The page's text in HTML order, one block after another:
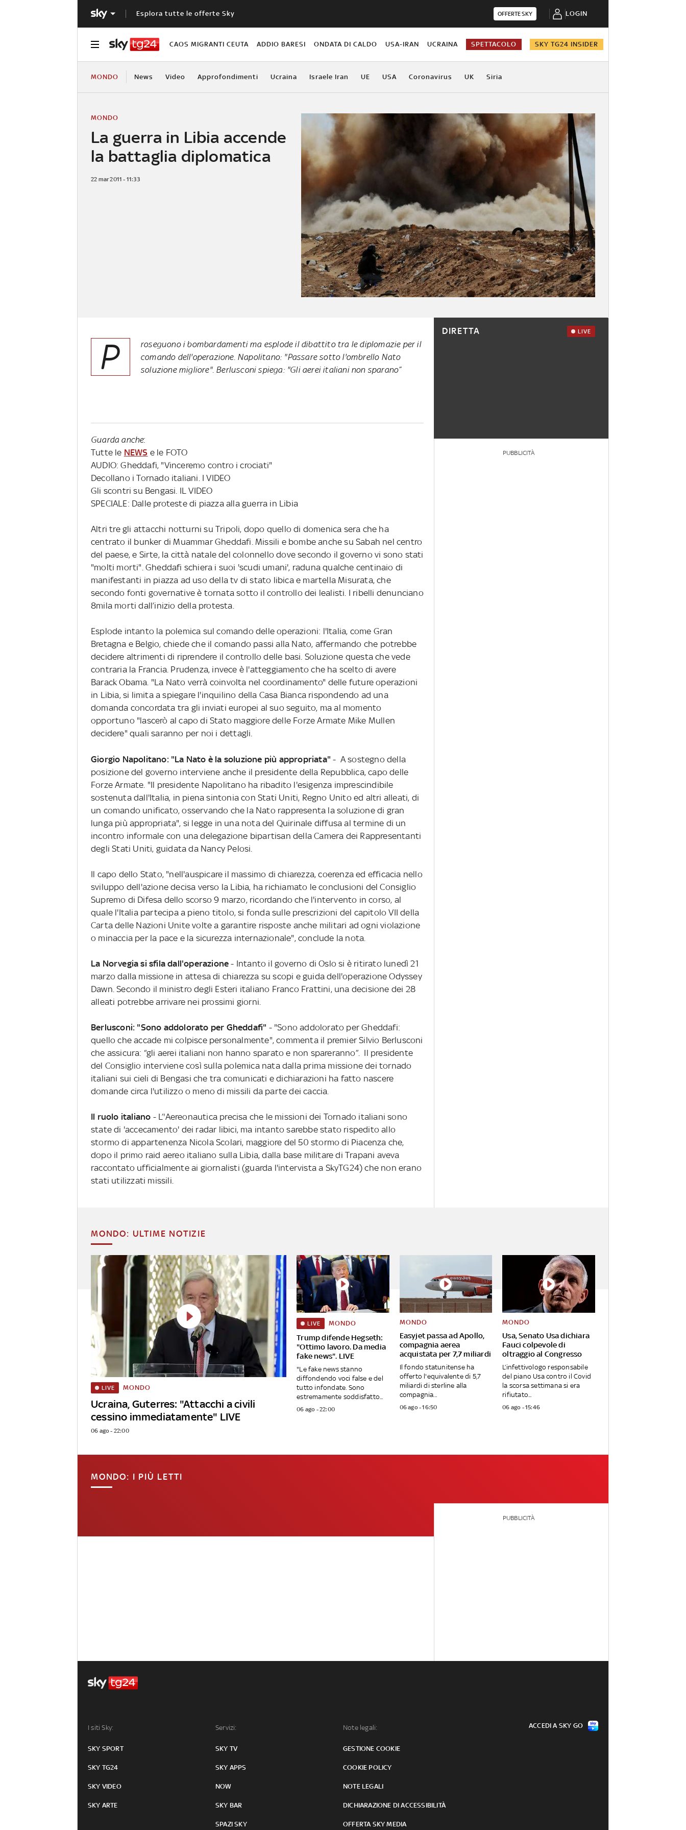
Esplora tutte le offerte Sky OFFERTE SKY LOGIN
CAOS MIGRANTI CEUTA ADDIO BARESI ONDATA DI CALDO USA-IRAN UCRAINA SPETTACOLO SKY TG24 INSIDER
MONDO News Video Approfondimenti Ucraina Israele Iran UE USA Coronavirus UK Siria
La guerra in Libia accende
la battaglia diplomatica
MONDO
22 mar 2011 - 11:33
P
roseguono i bombardamenti ma esplode il dibattito tra le diplomazie per il
comando dell'operazione. Napolitano: "Passare sotto l'ombrello Nato
soluzione migliore". Berlusconi spiega: "Gli aerei italiani non sparano”
Guarda anche:
Tutte le NEWS e le FOTO
AUDIO: Gheddafi, "Vinceremo contro i crociati"
Decollano i Tornado italiani. I VIDEO
Gli scontri su Bengasi. IL VIDEO
SPECIALE: Dalle proteste di piazza alla guerra in Libia
Altri tre gli attacchi notturni su Tripoli, dopo quello di domenica sera che ha
centrato il bunker di Muammar Gheddafi. Missili e bombe anche su Sabah nel centro
del paese, e Sirte, la città natale del colonnello dove secondo il governo vi sono stati
"molti morti". Gheddafi schiera i suoi 'scudi umani', raduna qualche centinaio di
manifestanti in piazza ad uso della tv di stato libica e martella Misurata, che
secondo fonti governative è tornata sotto il controllo dei lealisti. I ribelli denunciano
8mila morti dall’inizio della protesta.
Esplode intanto la polemica sul comando delle operazioni: l'Italia, come Gran
Bretagna e Belgio, chiede che il comando passi alla Nato, affermando che potrebbe
decidere altrimenti di riprendere il controllo delle basi. Soluzione questa che vede
contraria la Francia. Prudenza, invece è l'atteggiamento che ha scelto di avere
Barack Obama. "La Nato verrà coinvolta nel coordinamento" delle future operazioni
in Libia, si limita a spiegare l'inquilino della Casa Bianca rispondendo ad una
domanda concordata tra gli inviati europei al suo seguito, ma al momento
opportuno "lascerò al capo di Stato maggiore delle Forze Armate Mike Mullen
decidere" quali saranno per noi i dettagli
Giorgio Napolitano: "La Nato è la soluzione più appropriata" - A sostegno della
posizione del governo interviene anche il presidente della Repubblica, capo delle
Forze Armate. "Il presidente Napolitano ha ribadito l'esigenza imprescindibile
sostenuta dall'Italia, in piena sintonia con Stati Uniti, Regno Unito ed altri alleati, di
un comando unificato, osservando che la Nato rappresenta la soluzione di gran
lunga più appropriata", si legge in una nota del Quirinale diffusa al termine di un
incontro informale con una delegazione bipartisan della Camera dei Rappresentanti
degli Stati Uniti, guidata da Nancy Pelosi.
Il capo dello Stato, "nell'auspicare il massimo di chiarezza, coerenza ed efficacia nello
sviluppo dell'azione decisa verso la Libia, ha richiamato le conclusioni del Consiglio
Supremo di Difesa dello scorso 9 marzo, ricordando che l'intervento in corso, al
quale l'Italia partecipa a pieno titolo, si fonda sulle prescrizioni del capitolo VII della
Carta delle Nazioni Unite volte a garantire risposte anche militari ad ogni violazione
o minaccia per la pace e la sicurezza internazionale", conclude la nota.
La Norvegia si sfila dall'operazione - Intanto il governo di Oslo si è ritirato lunedì 21
marzo dalla missione in attesa di chiarezza su scopi e guida dell'operazione Odyssey
Dawn. Secondo il ministro degli Esteri italiano Franco Frattini, una decisione dei 28
alleati potrebbe arrivare nei prossimi giorni.
Berlusconi: "Sono addolorato per Gheddafi" - "Sono addolorato per Gheddafi:
quello che accade mi colpisce personalmente", commenta il premier Silvio Berlusconi
che assicura: “gli aerei italiani non hanno sparato e non spareranno”. Il presidente
del Consiglio interviene così sulla polemica nata dalla prima missione dei tornado
italiani sui cieli di Bengasi che tra comunicati e dichiarazioni ha fatto nascere
domande circa l'utilizzo o meno di missili da parte dei caccia.
Il ruolo italiano - L’'Aereonautica precisa che le missioni dei Tornado italiani sono
state di 'accecamento' dei radar libici, ma intanto sarebbe stato rispedito allo
stormo di appartenenza Nicola Scolari, maggiore del 50 stormo di Piacenza che,
dopo il primo raid aereo italiano sulla Libia, dalla base militare di Trapani aveva
raccontato ufficialmente ai giornalisti (guarda l'intervista a SkyTG24) che non erano
stati utilizzati missili.
DIRETTA LIVE
PUBBLICITÀ
MONDO: ULTIME NOTIZIE
Ucraina, Guterres: "Attacchi a civili
cessino immediatamente" LIVE
LIVE MONDO
06 ago - 22:00
Trump difende Hegseth:
"Ottimo lavoro. Da media
fake news". LIVE
LIVE MONDO
"Le fake news stanno
diffondendo voci false e del
tutto infondate. Sono
estremamente soddisfatto...
06 ago - 22:00
Easyjet passa ad Apollo,
compagnia aerea
acquistata per 7,7 miliardi
MONDO
Il fondo statunitense ha
offerto l'equivalente di 5,7
miliardi di sterline alla
compagnia...
06 ago - 16:50
Usa, Senato Usa dichiara
Fauci colpevole di
oltraggio al Congresso
MONDO
L’infettivologo responsabile
del piano Usa contro il Covid
la scorsa settimana si era
rifiutato...
06 ago - 15:46
MONDO: I PIÙ LETTI
PUBBLICITÀ
I siti Sky:
SKY SPORT
SKY TG24
SKY VIDEO
SKY ARTE
Servizi:
SKY TV
SKY APPS
NOW
SKY BAR
SPAZI SKY
Note legali:
GESTIONE COOKIE
COOKIE POLICY
NOTE LEGALI
DICHIARAZIONE DI ACCESSIBILITÀ
OFFERTA SKY MEDIA
ACCEDI A SKY GO